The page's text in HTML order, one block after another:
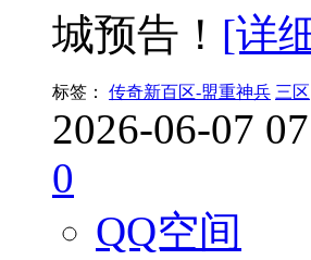
城预告！ [详
标签： 传奇新百区-盟重神兵 三区
2026-06-07
0
QQ空间